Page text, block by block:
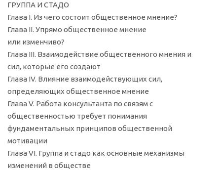
ГРУППА И СТАДО
Глава I. Из чего состоит общественное мнение?
Глава II. Упрямо общественное мнение
или изменчиво?
Глава III. Взаимодействие общественного мнения и
сил, которые его создают
Глава IV. Влияние взаимодействующих сил,
определяющих общественное мнение
Глава V. Работа консультанта по связям с
общественностью требует понимания
фундаментальных принципов общественной
мотивации
Глава VI. Группа и стадо как основные механизмы
изменений в обществе